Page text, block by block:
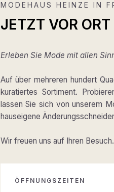
MODEHAUS HEINZE IN
JETZT VOR
Erleben Sie Mode mit allen
Auf über mehreren hundert
kuratiertes Sortiment.
lassen Sie sich von unserem
hauseigene
Wir freuen uns auf Ihren Besuch.
ÖFFNUNGSZEITEN